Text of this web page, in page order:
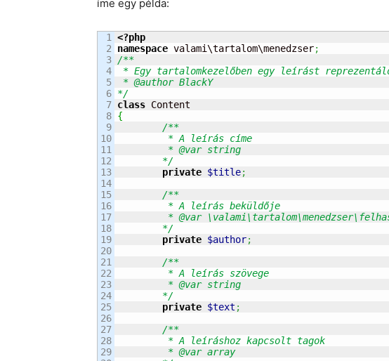
íme egy példa:
1
2
3
4
5
6
7
8
9
10
11
12
13
14
15
16
17
18
19
20
21
22
23
24
25
26
27
28
29
<?php
namespace valami\tartalom\menedzser;
/**
* Egy tartalomkezelőben egy leírást
* @author BlackY
*/
class
{
/**
	*/
private $title;
/**
	*/
private $author;
/**
	*/
private $text ;
/**